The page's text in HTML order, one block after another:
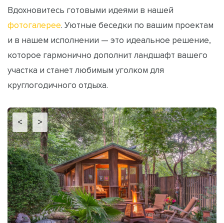
Вдохновитесь готовыми идеями в нашей
фотогалерее. Уютные беседки по вашим проектам
и в нашем исполнении — это идеальное решение,
которое гармонично дополнит ландшафт вашего
участка и станет любимым уголком для
круглогодичного отдыха.
< >